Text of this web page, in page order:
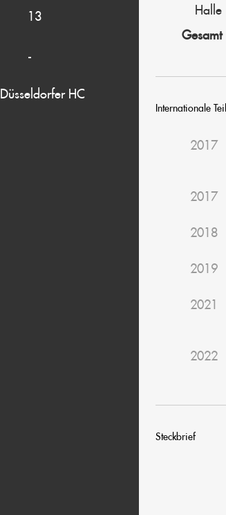
13
-
Düsseldorfer HC
Halle
Gesamt
Internationale
2017
2017
2018
2019
2021
2022
Steckbrief